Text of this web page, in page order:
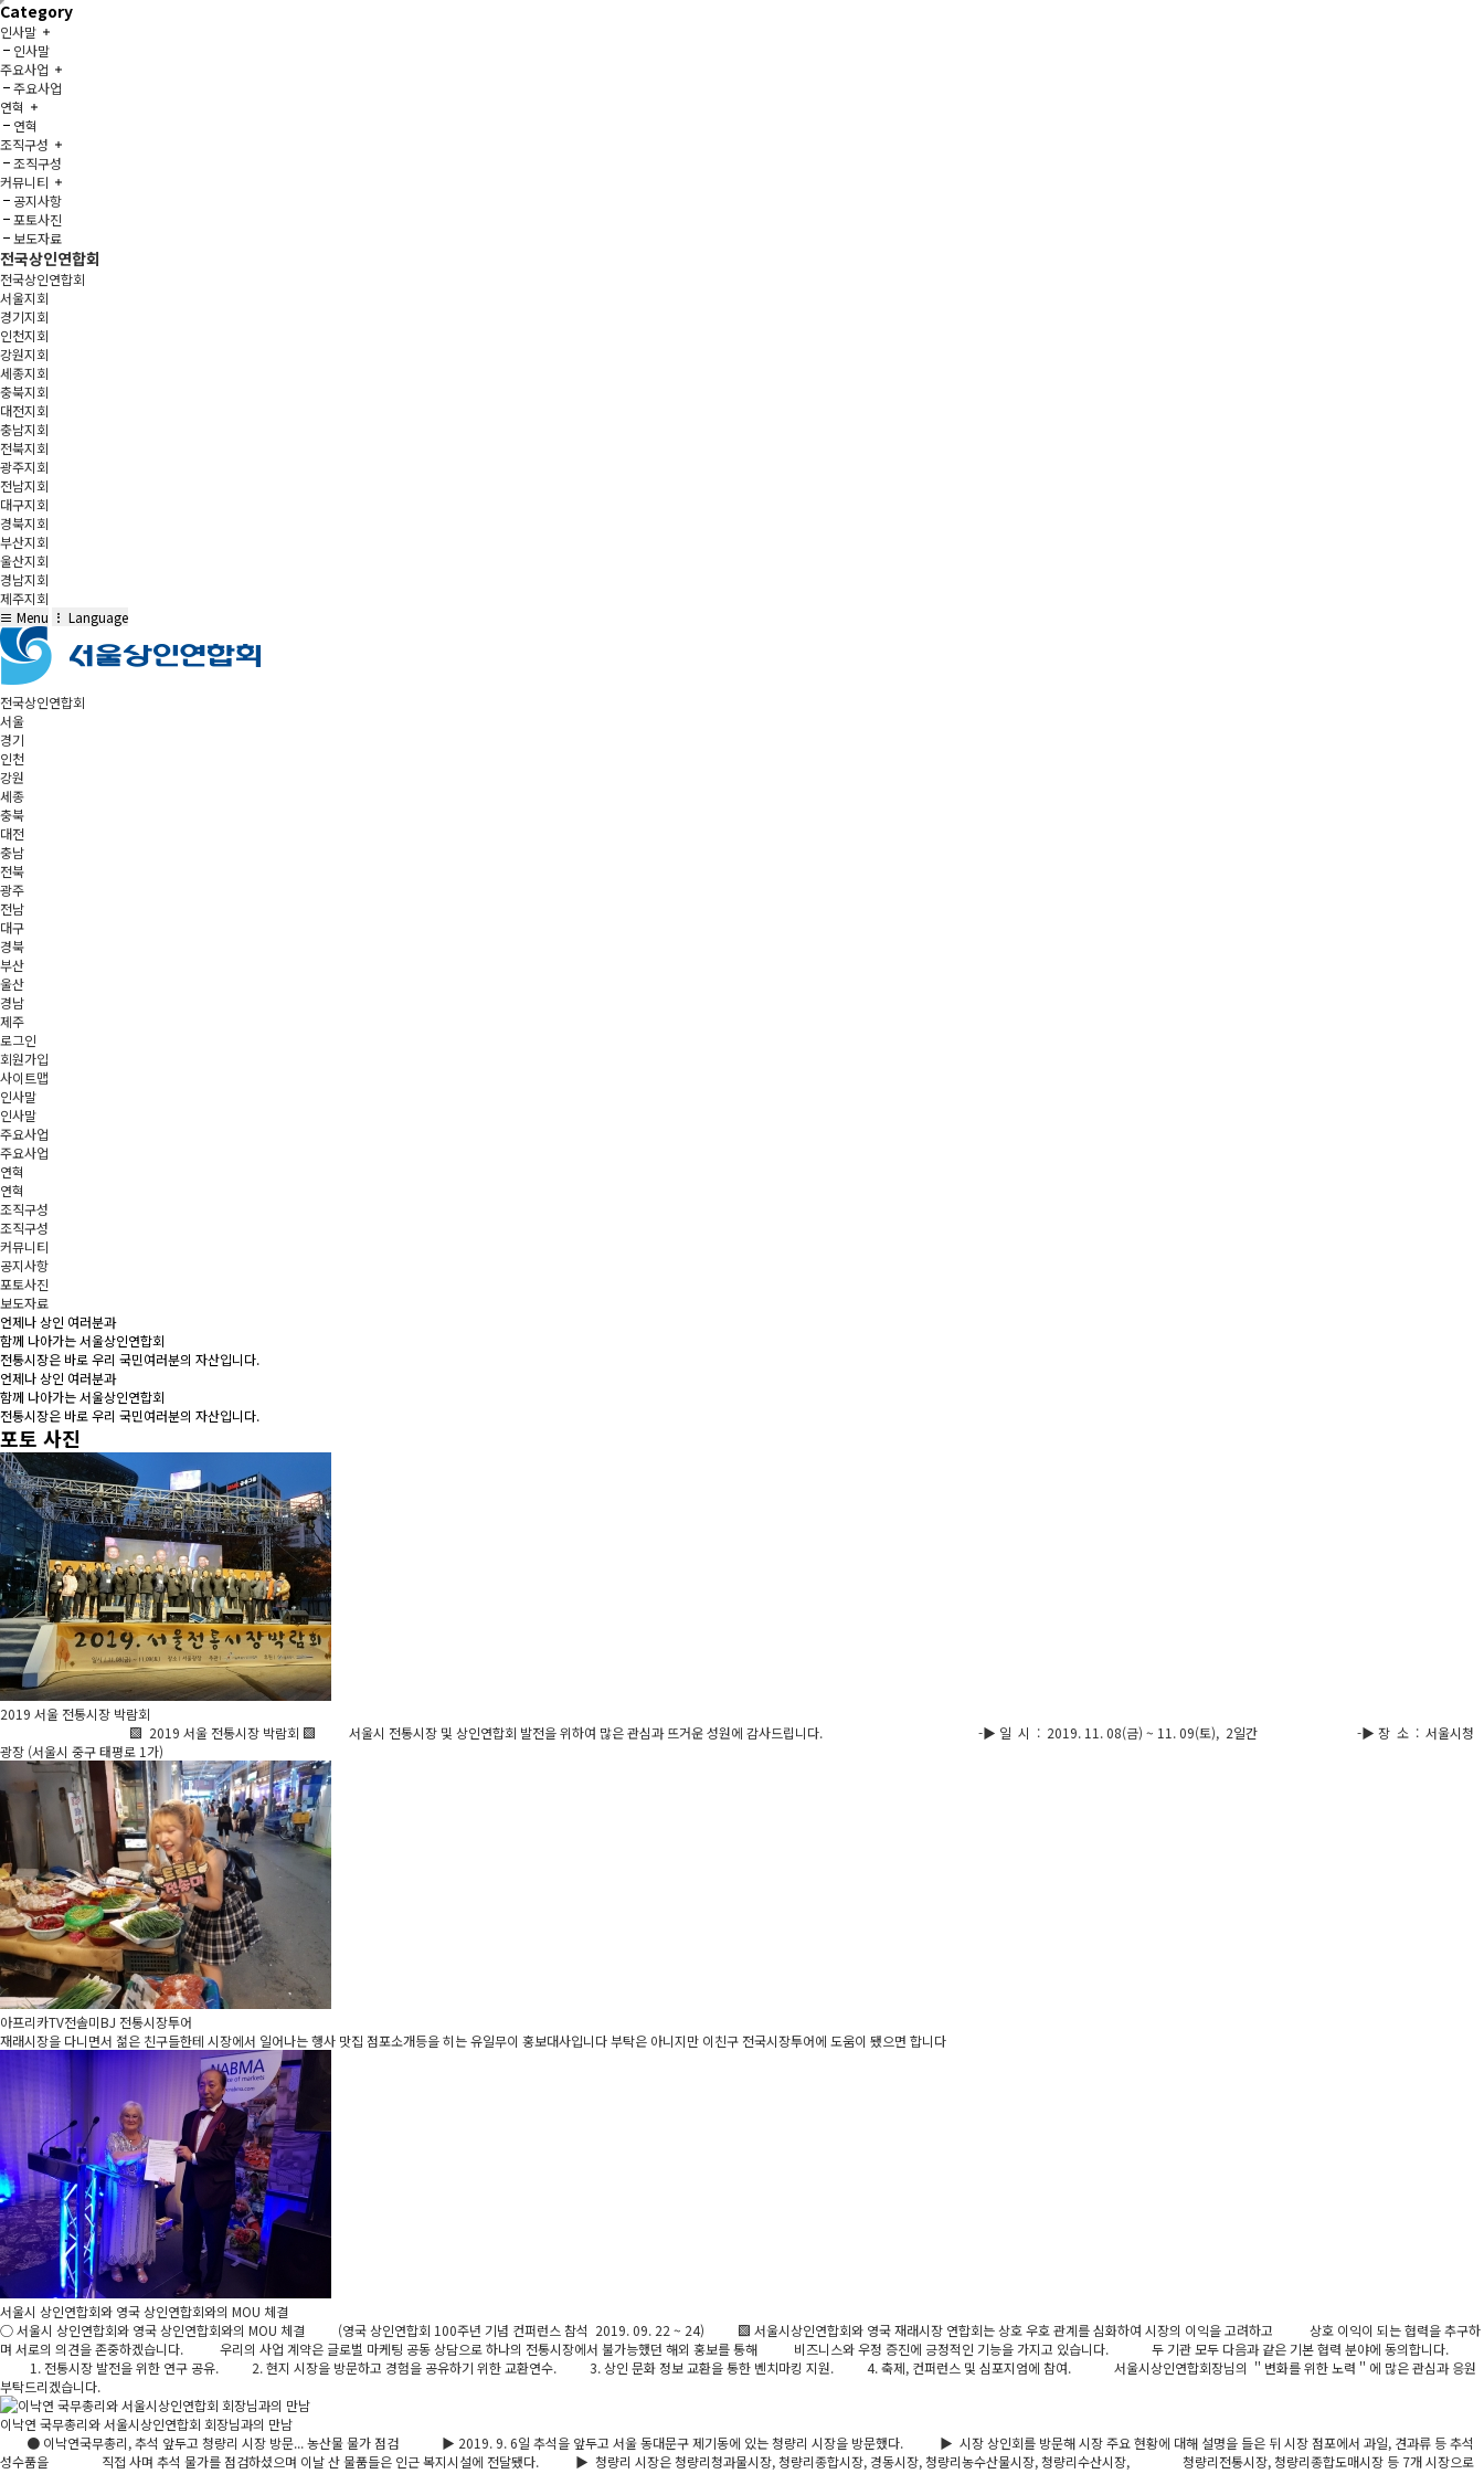
Category
인사말
인사말
주요사업
주요사업
연혁
연혁
조직구성
조직구성
커뮤니티
공지사항
포토사진
보도자료
전국상인연합회
전국상인연합회
서울지회
경기지회
인천지회
강원지회
세종지회
충북지회
대전지회
충남지회
전북지회
광주지회
전남지회
대구지회
경북지회
부산지회
울산지회
경남지회
제주지회
Menu
Language
전국상인연합회
서울
경기
인천
강원
세종
충북
대전
충남
전북
광주
전남
대구
경북
부산
울산
경남
제주
로그인
회원가입
사이트맵
인사말
인사말
주요사업
주요사업
연혁
연혁
조직구성
조직구성
커뮤니티
공지사항
포토사진
보도자료
언제나 상인 여러분과
함께 나아가는 서울상인연합회
전통시장은 바로 우리 국민여러분의 자산입니다.
언제나 상인 여러분과
함께 나아가는 서울상인연합회
전통시장은 바로 우리 국민여러분의 자산입니다.
포토 사진
2019 서울 전통시장 박람회
▩ 2019 서울 전통시장 박람회 ▩ 서울시 전통시장 및 상인연합회 발전을 위하여 많은 관심과 뜨거운 성원에 감사드립니다. -▶ 일 시 : 2019. 11. 08(금) ~ 11. 09(토), 2일간 -▶ 장 소 : 서울시청
광장 (서울시 중구 태평로 1가)
아프리카TV전솔미BJ 전통시장투어
재래시장을 다니면서 젊은 친구들한테 시장에서 일어나는 행사 맛집 점포소개등을 히는 유일무이 홍보대사입니다 부탁은 아니지만 이친구 전국시장투어에 도움이 됐으면 합니다
서울시 상인연합회와 영국 상인연합회와의 MOU 체결
○ 서울시 상인연합회와 영국 상인연합회와의 MOU 체결 (영국 상인연합회 100주년 기념 컨퍼런스 참석 2019. 09. 22 ~ 24) ▩ 서울시상인연합회와 영국 재래시장 연합회는 상호 우호 관계를 심화하여 시장의 이익을 고려하고 상호 이익이 되는 협력을 추구하
며 서로의 의견을 존중하겠습니다. 우리의 사업 계약은 글로벌 마케팅 공동 상담으로 하나의 전통시장에서 불가능했던 해외 홍보를 통해 비즈니스와 우정 증진에 긍정적인 기능을 가지고 있습니다. 두 기관 모두 다음과 같은 기본 협력 분야에 동의합니다.
1. 전통시장 발전을 위한 연구 공유. 2. 현지 시장을 방문하고 경험을 공유하기 위한 교환연수. 3. 상인 문화 정보 교환을 통한 벤치마킹 지원. 4. 축제, 컨퍼런스 및 심포지엄에 참여. 서울시상인연합회장님의 ＂변화를 위한 노력＂에 많은 관심과 응원
부탁드리겠습니다.
이낙연 국무총리와 서울시상인연합회 회장님과의 만남
● 이낙연국무총리, 추석 앞두고 청량리 시장 방문... 농산물 물가 점검 ▶ 2019. 9. 6일 추석을 앞두고 서울 동대문구 제기동에 있는 청량리 시장을 방문했다. ▶ 시장 상인회를 방문해 시장 주요 현황에 대해 설명을 들은 뒤 시장 점포에서 과일, 견과류 등 추석
성수품을 직접 사며 추석 물가를 점검하셨으며 이날 산 물품들은 인근 복지시설에 전달됐다. ▶ 청량리 시장은 청량리청과물시장, 청량리종합시장, 경동시장, 청량리농수산물시장, 청량리수산시장, 청량리전통시장, 청량리종합도매시장 등 7개 시장으로